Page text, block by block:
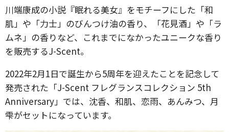
川端康成の小説『眠れる美女』をモチーフにした「和
肌」や「力士」のびんつけ油の香り、「花見酒」や「ラ
ムネ」の香りなど、これまでになかったユニークな香り
を販売するJ-Scent。
2022年2月1日で誕生から5周年を迎えたことを記念して
発売された「J-Scent フレグランスコレクション 5th
Anniversary」では、沈香、和肌、恋雨、あんみつ、月
雫がセットになっています。